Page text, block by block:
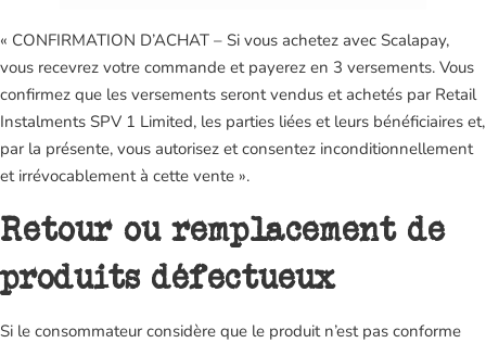
« CONFIRMATION D’ACHAT – Si vous achetez avec Scalapay,
vous recevrez votre commande et payerez en 3 versements. Vous
confirmez que les versements seront vendus et achetés par Retail
Instalments SPV 1 Limited, les parties liées et leurs bénéficiaires et,
par la présente, vous autorisez et consentez inconditionnellement
et irrévocablement à cette vente ».
Retour ou remplacement de
produits défectueux
Si le consommateur considère que le produit n’est pas conforme